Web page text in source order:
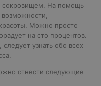
сокровищем. На помощь
Можно просто
на сто процентов.
узнать обо всех
отнести следующие